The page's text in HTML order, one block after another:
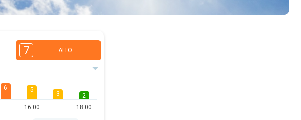
7 ALTO
6 5
16:00
3
2
18:00